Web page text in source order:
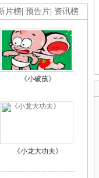
片榜 预告片 资讯榜
《小破孩》
《小龙大功夫》